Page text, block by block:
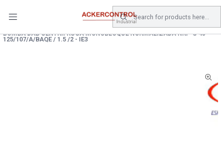
Equipos de Bombeo
BOMBA DAB CENTRIFRUGA MONOBLOQUE NORMALIZADA NKP-G 40-
125/107/A/BAQE / 1.5 /2 - IE3